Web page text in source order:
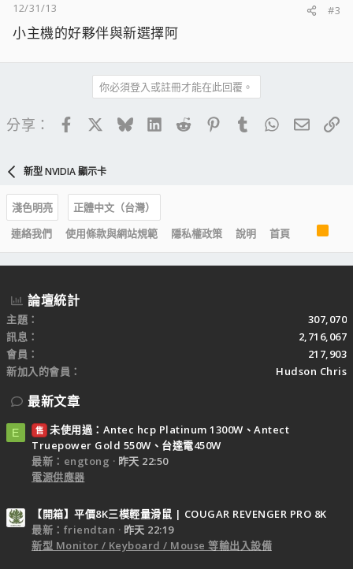
12/31/13
#3
小主機的好夥伴與新選擇阿
你必須登入或註冊才能在此回覆。
分享： FacebookBlueskyLinkedIn
Reddit PinterestTumblrWhatsApp
電子
新型 NVIDIA 顯示卡
淺色明亮
正體中文（台灣）
連絡我們
使用條款與網站規範 隱私權政策 說明 首頁
S
論壇統計
主題
307,070
訊息
2,716,067
會員
217,903
新加入的會員
Hudson Chris
最新文章
E 售 未使用過：Antec hcp Platinum 1300W、Antect
Truepower Gold 550W、台達電450W
最新：engtong
昨天 22:50
電源供應器
【開箱】平價8K三模輕量滑鼠 | COUGAR REVENGER PRO 8K
最新：friendtan
昨天 22:19
新型 Monitor / Keyboard / Mouse 等輸出入設備